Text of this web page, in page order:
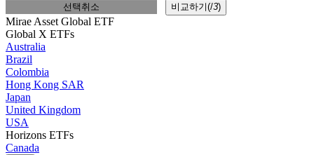
선택취소
비교하기(/3)
Mirae Asset Global ETF
Global X ETFs
Australia
Brazil
Colombia
Hong Kong SAR
Japan
United Kingdom
USA
Horizons ETFs
Canada